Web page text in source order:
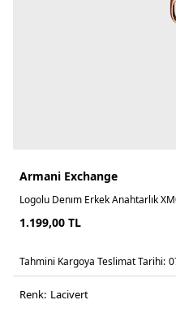
Armani Exchange
Logolu Denım Erkek Anahtarlık
1.199,00 TL
Tahmini Kargoya Teslimat Tarihi:
Renk: laci̇vert